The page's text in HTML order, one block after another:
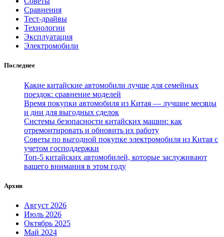
Сравнения
Тест-драйвы
Технологии
Эксплуатация
Электромобили
Последнее
Какие китайские автомобили лучше для семейных
поездок: сравнение моделей
Время покупки автомобиля из Китая — лучшие месяцы
и дни для выгодных сделок
Системы безопасности китайских машин: как
отремонтировать и обновить их работу
Советы по выгодной покупке электромобиля из Китая с
учетом господдержки
Топ-5 китайских автомобилей, которые заслуживают
вашего внимания в этом году
Архив
Август 2026
Июль 2026
Октябрь 2025
Май 2024